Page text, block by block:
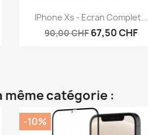
Aperçu rapide
IPhone Xs - Ecran Complet...
90,00 CHF67,50 CHF
catégorie :
-10%